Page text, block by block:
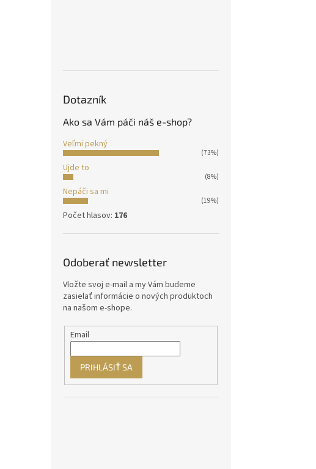
Dotazník
Ako sa Vám páči náš e-shop?
Veľmi pekný
(73%)
Ujde to
(8%)
Nepáči sa mi
(19%)
Počet hlasov: 176
Odoberať newsletter
Vložte svoj e-mail a my Vám budeme
zasielať informácie o nových produktoch
na našom e-shope.
Email
PRIHLÁSIŤ SA